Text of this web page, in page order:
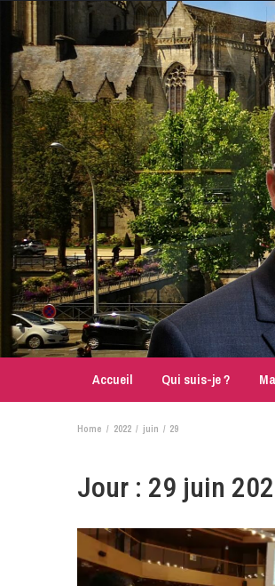
Accueil Qui suis-je ?
Home 2022 juin 29
Jour : 29 juin